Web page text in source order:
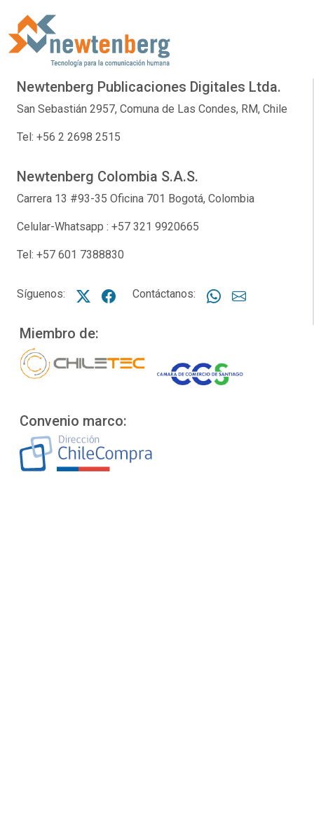
Newtenberg Publicaciones Digitales Ltda.
San Sebastián 2957, Comuna de Las Condes, RM, Chile
Tel: +56 2 2698 2515
Newtenberg Colombia S.A.S.
Carrera 13 #93-35 Oficina 701 Bogotá, Colombia
Celular-Whatsapp : +57 321 9920665
Tel: +57 601 7388830
Síguenos: X NTGFacebook NTG
Contáctanos: Whatsapp
Correo
Miembro de:
Convenio marco: